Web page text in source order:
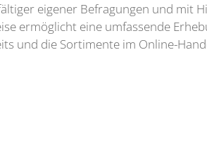
eigener Befragungen und mit
ermöglicht eine umfassende
und die Sortimente im Online-